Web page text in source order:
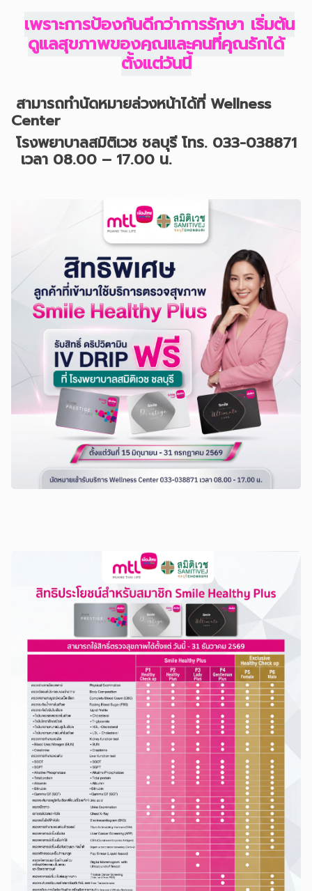
เพราะการป้องกันดีกว่าการรักษา เริ่มต้น
ดูแลสุขภาพของคุณและคนที่คุณรักได้
ตั้งแต่วันนี้
สามารถทำนัดหมายล่วงหน้าได้ที่ Wellness
Center
โรงพยาบาลสมิติเวช ชลบุรี โทร. 033-038871
เวลา 08.00 – 17.00 น.